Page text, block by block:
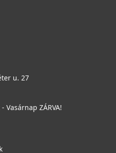
u. 27
Vasárnap ZÁRVA!